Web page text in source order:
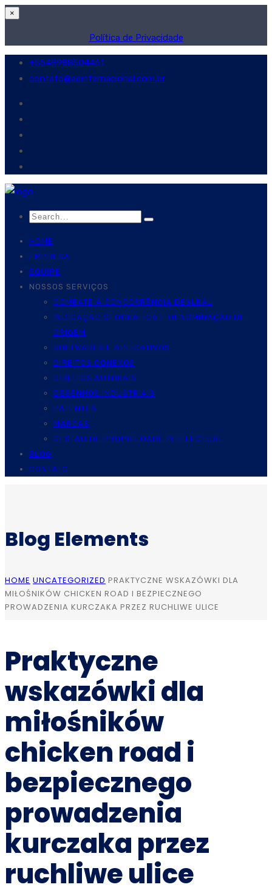
×
Política de Privacidade
+5548988504461
contato@aeinternacional.com.br
HOME
EMPRESA
EQUIPE
NOSSOS SERVIÇOS
COMBATE À CONCORRÊNCIA DESLEAL
INDICAÇÃO GEOGRÁFICA E DENOMINAÇÃO DE
ORIGEM
SOFTWARES E APLICATIVOS
DIREITOS CONEXOS
DIREITOS AUTORAIS
DESENHOS INDUSTRIAIS
PATENTES
MARCAS
GESTÃO DE PROPRIEDADE INTELECTUAL
BLOG
CONTATO
Blog Elements
HOME UNCATEGORIZED PRAKTYCZNE WSKAZÓWKI DLA
MIŁOŚNIKÓW CHICKEN ROAD I BEZPIECZNEGO
PROWADZENIA KURCZAKA PRZEZ RUCHLIWE ULICE
Praktyczne
wskazówki dla
miłośników
chicken road i
bezpiecznego
prowadzenia
kurczaka przez
ruchliwe ulice